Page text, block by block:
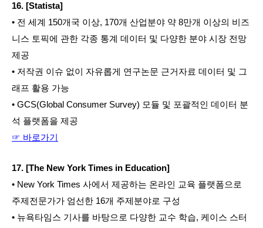
16. [Statista]
• 전 세계 150개국 이상, 170개 산업분야 약 8만개 이상의 비즈
니스 토픽에 관한 각종 통계 데이터 및 다양한 분야 시장 전망
제공
• 저작권 이슈 없이 자유롭게 연구논문 근거자료 데이터 및 그
래프 활용 가능
• GCS(Global Consumer Survey) 모듈 및 포괄적인 데이터 분
석 플랫폼을 제공
☞ 바로가기
17. [The New York Times in Education]
• New York Times 사에서 제공하는 온라인 교육 플랫폼으로
주제전문가가 엄선한 16개 주제분야로 구성
• 뉴욕타임스 기사를 바탕으로 다양한 교수 학습, 케이스 스터